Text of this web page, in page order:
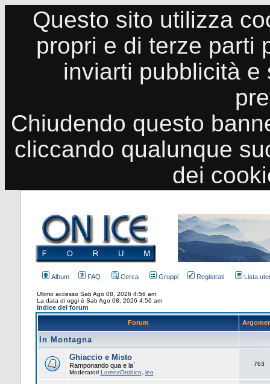
Questo sito utilizza
propri e di terze parti
inviarti pubblicità
Chiudendo questo
cliccando qualunque
dei
Album FAQ Cerca Gruppi Registrati Lista
Ultimo accesso Sab Ago 08, 2026 4:56 am
La data di oggi è Sab Ago 08, 2026 4:56 am
Indice del forum
Forum
In Montagna
Ghiaccio e Misto
Ramponando qua e la`
Moderatori LorenzOrobico leo
763